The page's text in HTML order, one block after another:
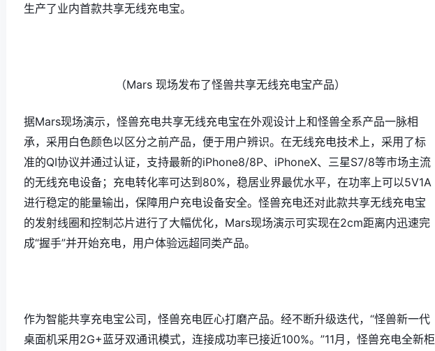
生产了业内首款共享无线充电宝。
（Mars 现场发布了怪兽共享无线充电宝产品）
据Mars现场演示，怪兽充电共享无线充电宝在外观设计上和怪兽全系产品一脉相
承，采用白色颜色以区分之前产品，便于用户辨识。在无线充电技术上，采用了标
准的QI协议并通过认证，支持最新的iPhone8/8P、iPhoneX、三星S7/8等市场主流
的无线充电设备；充电转化率可达到80%，稳居业界最优水平，在功率上可以5V1A
进行稳定的能量输出，保障用户充电设备安全。怪兽充电还对此款共享无线充电宝
的发射线圈和控制芯片进行了大幅优化，Mars现场演示可实现在2cm距离内迅速完
成“握手”并开始充电，用户体验远超同类产品。
作为智能共享充电宝公司，怪兽充电匠心打磨产品。经不断升级迭代，“怪兽新一代
桌面机采用2G+蓝牙双通讯模式，连接成功率已接近100%。”11月，怪兽充电全新柜